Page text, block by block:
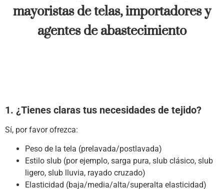
mayoristas de telas, importadores y
agentes de abastecimiento
1. ¿Tienes claras tus necesidades de tejido?
Sí, por favor ofrezca:
Peso de la tela (prelavada/postlavada)
Estilo slub (por ejemplo, sarga pura, slub clásico, slub
ligero, slub lluvia, rayado cruzado)
Elasticidad (baja/media/alta/superalta elasticidad)